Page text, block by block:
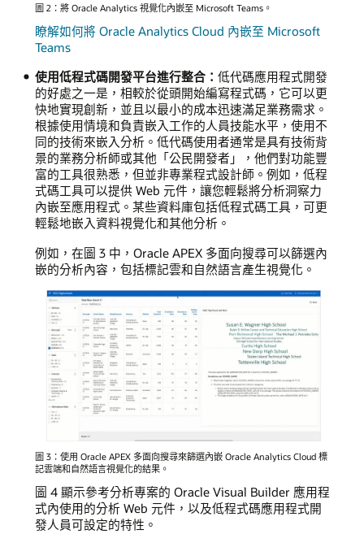
圖 2：將 Oracle Analytics 視覺化內嵌至 Microsoft Teams。
瞭解如何將 Oracle Analytics Cloud 內嵌至 Microsoft
Teams
使用低程式碼開發平台進行整合： 低代碼應用程式開發
的好處之一是，相較於從頭開始編寫程式碼，它可以更
快地實現創新，並且以最小的成本迅速滿足業務需求。
根據使用情境和負責嵌入工作的人員技能水平，使用不
同的技術來嵌入分析。低代碼使用者通常是具有技術背
景的業務分析師或其他「公民開發者」，他們對功能豐
富的工具很熟悉，但並非專業程式設計師。例如，低程
式碼工具可以提供 Web 元件，讓您輕鬆將分析洞察力
內嵌至應用程式。某些資料庫包括低程式碼工具，可更
輕鬆地嵌入資料視覺化和其他分析。
例如，在圖 3 中，Oracle APEX 多面向搜尋可以篩選內
嵌的分析內容，包括標記雲和自然語言產生視覺化。
圖 3：使用 Oracle APEX 多面向搜尋來篩選內嵌 Oracle Analytics Cloud 標
記雲端和自然語言視覺化的結果。
圖 4 顯示參考分析專案的 Oracle Visual Builder 應用程
式內使用的分析 Web 元件，以及低程式碼應用程式開
發人員可設定的特性。